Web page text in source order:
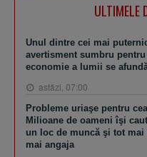
ULTIMELE
Unul dintre cei mai
avertisment sumbru
economie a lumii se
astăzi, 07:00
Probleme uriaşe pentru
Milioane de oameni îşi
un loc de muncă şi tot
mai angaja